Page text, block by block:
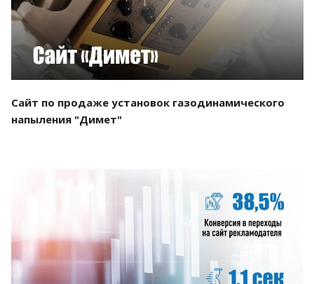
Сайт по продаже установок газодинамического
напыления "Димет"